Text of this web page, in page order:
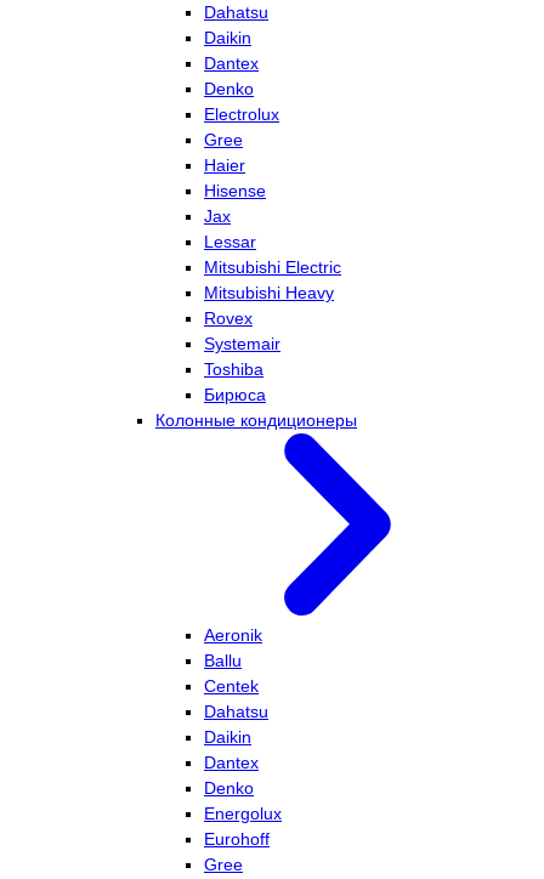
Dahatsu
Daikin
Dantex
Denko
Electrolux
Gree
Haier
Hisense
Jax
Lessar
Mitsubishi Electric
Mitsubishi Heavy
Rovex
Systemair
Toshiba
Бирюса
Колонные кондиционеры
Aeronik
Ballu
Centek
Dahatsu
Daikin
Dantex
Denko
Energolux
Eurohoff
Gree